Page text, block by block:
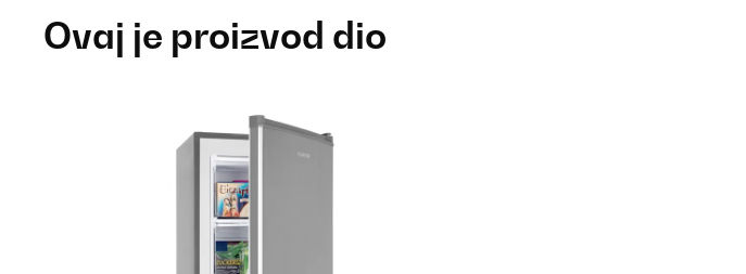
Ovaj je proizvod dio